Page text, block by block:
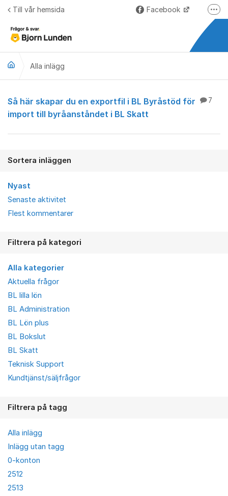
Hoppa till innehåll
Till vår hemsida Facebook
Alla inlägg
Alla inlägg
Så här skapar du en exportfil i BL Byråstöd för
import till byråanståndet i BL Skatt
7
Sortera inläggen
Nyast
Senaste aktivitet
Flest kommentarer
Filtrera på kategori
Alla kategorier
Aktuella frågor
BL lilla lön
BL Administration
BL Lön plus
BL Bokslut
BL Skatt
Teknisk Support
Kundtjänst/säljfrågor
Filtrera på tagg
Alla inlägg
Inlägg utan tagg
0-konton
2512
2513